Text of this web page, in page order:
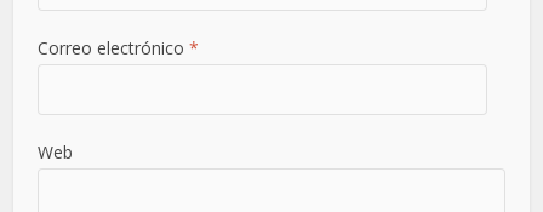
Correo electrónico*
Web